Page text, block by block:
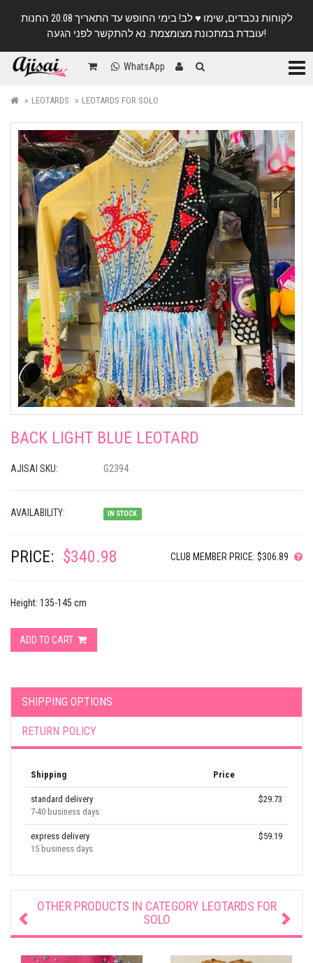
לקוחות נכבדים, שימו ♥️ לב! בימי החופש עד התאריך 20.08 החנות
עובדת במתכונת מצומצמת. נא להתקשר לפני הגעה!
WhatsApp
LEOTARDS LEOTARDS FOR SOLO
BACK LIGHT BLUE LEOTARD
AJISAI SKU: G2394
AVAILABILITY: IN STOCK
PRICE: $340.98 CLUB MEMBER PRICE: $306.89
Height: 135-145 cm
ADD TO CART
SHIPPING OPTIONS
RETURN POLICY
Shipping Price
standard delivery
7-40 business days
$29.73
express delivery
15 business days
$59.19
OTHER PRODUCTS IN CATEGORY LEOTARDS FOR
SOLO